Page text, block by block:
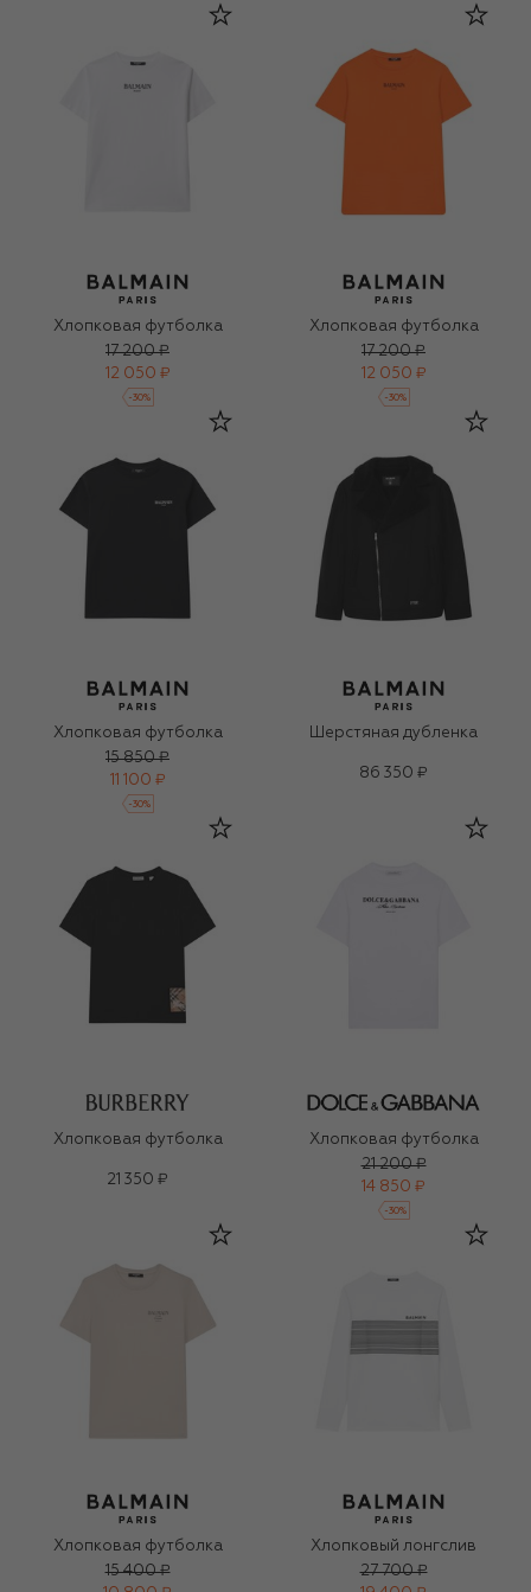
Хлопковая футболка
17 200 ₽
12 050 ₽
-30%
Хлопковая футболка
17 200 ₽
12 050 ₽
-30%
Хлопковая футболка
15 850 ₽
11 100 ₽
-30%
Шерстяная дубленка
86 350 ₽
Хлопковая футболка
21 350 ₽
Хлопковая футболка
21 200 ₽
14 850 ₽
-30%
Хлопковая футболка
15 400 ₽
Хлопковый лонгслив
27 700 ₽